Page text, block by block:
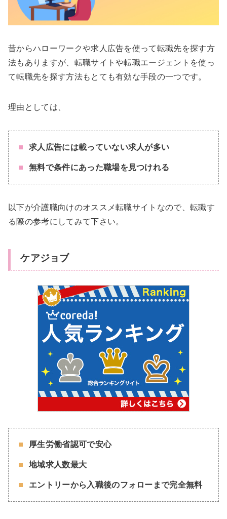
昔からハローワークや求人広告を使って転職先を探す方
法もありますが、転職サイトや転職エージェントを使っ
て転職先を探す方法もとても有効な手段の一つです。
理由としては、
求人広告には載っていない求人が多い
無料で条件にあった職場を見つけれる
以下が介護職向けのオススメ転職サイトなので、転職す
る際の参考にしてみて下さい。
ケアジョブ
厚生労働省認可で安心
地域求人数最大
エントリーから入職後のフォローまで完全無料